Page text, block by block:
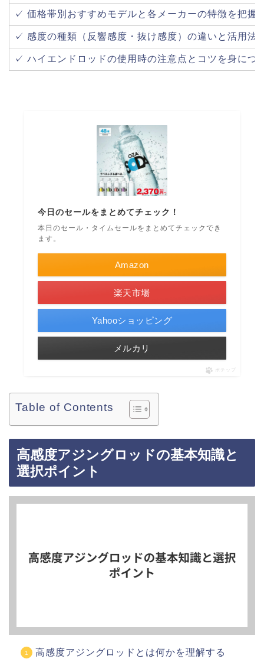
✓ 価格帯別おすすめモデルと各メーカーの特徴を把握
✓ 感度の種類（反響感度・抜け感度）の違いと活用法
✓ ハイエンドロッドの使用時の注意点とコツを身につ
今日のセールをまとめてチェック！
本日のセール・タイムセールをまとめてチェックでき
ます。
Amazon
楽天市場
Yahooショッピング
メルカリ
ポチップ
Table of Contents
高感度アジングロッドの基本知識と
選択ポイント
高感度アジングロッドとは何かを理解する